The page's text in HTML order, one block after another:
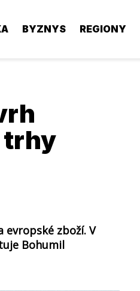
BYZNYS REGIONY
trhy
zboží. V
Bohumil